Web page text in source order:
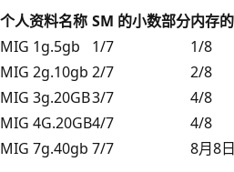
个人资料名称 SM 的小数部分内存
MIG 1g.5gb
1/7 1/8
MIG 2g.10gb 2/7 2/8
MIG 3g.20GB3/7 4/8
MIG 4G.20GB4/7 4/8
MIG 7g.40gb 7/7 8月8日